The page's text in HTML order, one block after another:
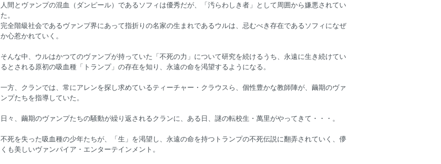
人間とヴァンプの混血（ダンピール）であるソフィは優秀だが、「汚らわしき者」として周囲から嫌悪されてい
た。
完全階級社会であるヴァンプ界にあって指折りの名家の生まれであるウルは、忌むべき存在であるソフィになぜ
か心惹かれていく。
そんな中、ウルはかつてのヴァンプが持っていた「不死の力」について研究を続けるうち、永遠に生き続けてい
るとされる原初の吸血種「トランプ」の存在を知り、永遠の命を渇望するようになる。
一方、クランでは、常にアレンを探し求めているティーチャー・クラウスら、個性豊かな教師陣が、繭期のヴァ
ンプたちを指導していた。
日々、繭期のヴァンプたちの騒動が繰り返されるクランに、ある日、謎の転校生・萬里がやってきて・・・。
不死を失った吸血種の少年たちが、「生」を渇望し、永遠の命を持つトランプの不死伝説に翻弄されていく、儚
くも美しいヴァンパイア・エンターテインメント。